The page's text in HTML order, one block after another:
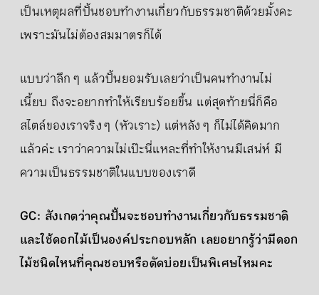
เป็นเหตุผลที่ปั้นชอบทำงานเกี่ยวกับธรรมชาติด้วยมั้งคะ
เพราะมันไม่ต้องสมมาตรก็ได้
แบบว่าลึก ๆ แล้วปั้นยอมรับเลยว่าเป็นคนทำงานไม่
เนี้ยบ ถึงจะอยากทำให้เรียบร้อยขึ้น แต่สุดท้ายนี่ก็คือ
สไตล์ของเราจริง ๆ (หัวเราะ) แต่หลัง ๆ ก็ไม่ได้คิดมาก
แล้วค่ะ เราว่าความไม่เป๊ะนี่แหละที่ทำให้งานมีเสน่ห์ มี
ความเป็นธรรมชาติในแบบของเราดี
GC: สังเกตว่าคุณปั้นจะชอบทำงานเกี่ยวกับธรรมชาติ
และใช้ดอกไม้เป็นองค์ประกอบหลัก เลยอยากรู้ว่ามีดอก
ไม้ชนิดไหนที่คุณชอบหรือตัดบ่อยเป็นพิเศษไหมคะ